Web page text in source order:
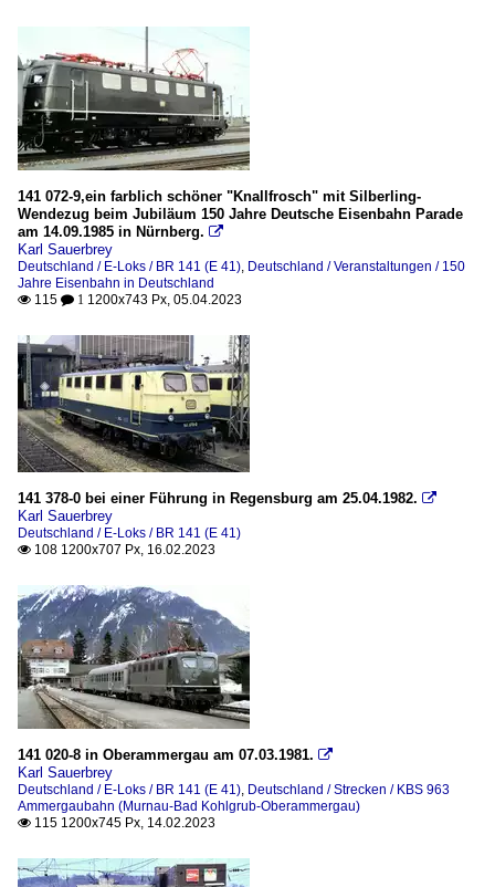
141 072-9,ein farblich schöner "Knallfrosch" mit Silberling-
Wendezug beim Jubiläum 150 Jahre Deutsche Eisenbahn Parade
am 14.09.1985 in Nürnberg. 
Karl Sauerbrey
Deutschland / E-Loks / BR 141 (E 41), Deutschland / Veranstaltungen / 150
Jahre Eisenbahn in Deutschland
 115  1 1200x743 Px, 05.04.2023
141 378-0 bei einer Führung in Regensburg am 25.04.1982. 
Karl Sauerbrey
Deutschland / E-Loks / BR 141 (E 41)
 108 1200x707 Px, 16.02.2023
141 020-8 in Oberammergau am 07.03.1981. 
Karl Sauerbrey
Deutschland / E-Loks / BR 141 (E 41), Deutschland / Strecken / KBS 963
Ammergaubahn (Murnau-Bad Kohlgrub-Oberammergau)
 115 1200x745 Px, 14.02.2023